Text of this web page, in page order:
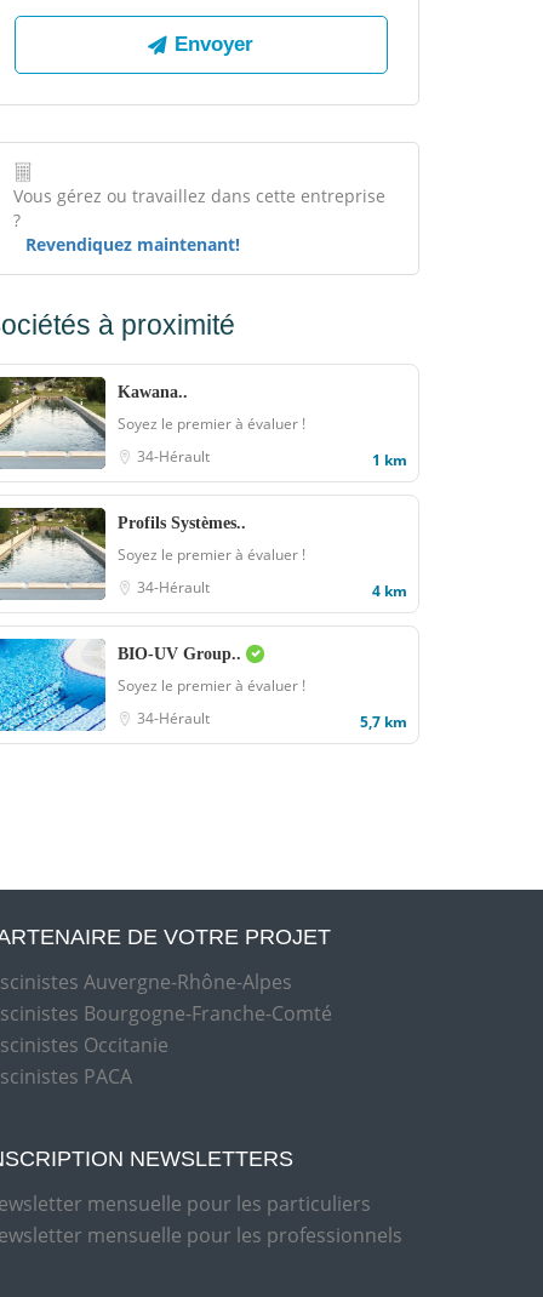
Vous gérez ou travaillez dans cette entreprise
?
Revendiquez maintenant!
à proximité
Kawana..
Soyez le premier à évaluer !
34-Hérault
1 km
Profils Systèmes..
Soyez le premier à évaluer !
34-Hérault
4 km
BIO-UV Group..
Soyez le premier à évaluer !
34-Hérault
5,7 km
DE VOTRE PROJET
Auvergne-Rhône-Alpes
Bourgogne-Franche-Comté
Occitanie
PACA
NEWSLETTERS
mensuelle pour les particuliers
mensuelle pour les professionnels